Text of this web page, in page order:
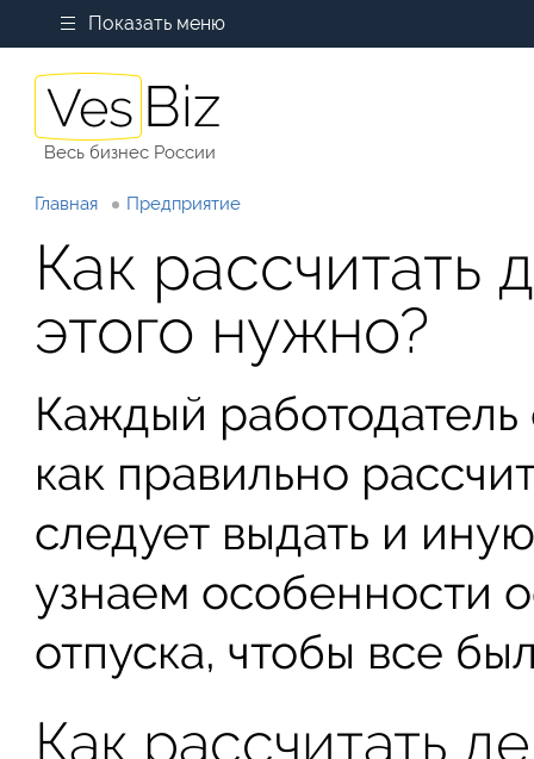
Показать меню
Весь бизнес России
Главная Предприятие
Как рассчитать
этого нужно?
Каждый работодатель
как правильно
следует выдать и
узнаем особенности
отпуска, чтобы все
Как рассчитать